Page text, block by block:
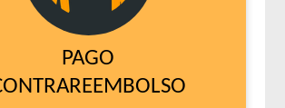
Persian Adulto
Veterinary Urinary S/O
PAGO